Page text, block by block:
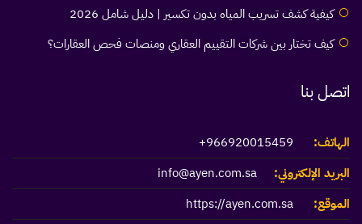
كيفية كشف تسريب المياه بدون تكسير | دليل شامل 2026
كيف تختار بين شركات التقييم العقاري ومنصات فحص العقارات؟
اتصل بنا
الهاتف:
966920015459+
البريد الإلكتروني:
info@ayen.com.sa
الموقع:
https://ayen.com.sa